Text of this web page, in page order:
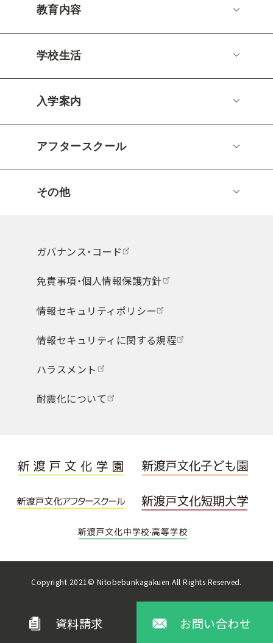
資料請求 お問い合わせ
教育内容
学校生活
入学案内
アフタースクール
その他
ガバナンス・コード
免責事項・個人情報保護方針
情報セキュリティポリシー
情報セキュリティに関する規程
ハラスメント
耐震化について
Copyright 2021© Nitobebunkagakuen All Rights Reserved.